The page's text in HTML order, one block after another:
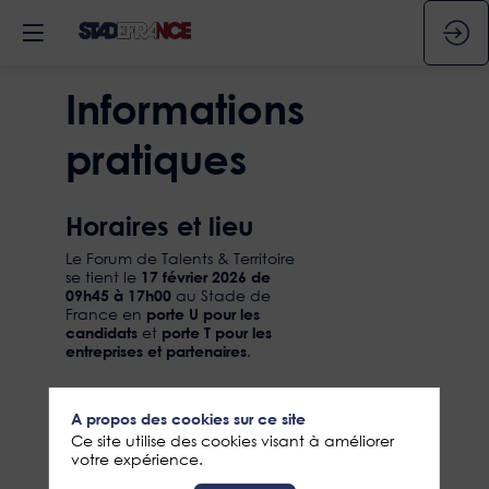
Informations
pratiques
Horaires et lieu
Le Forum de Talents & Territoire
se tient le 17 février 2026 de
09h45 à 17h00 au Stade de
France en porte U pour les
candidats et porte T pour les
entreprises et partenaires.
Accès - Transport
en commun
RER B : station La Plaine
A propos des cookies sur ce site
Ce site utilise des cookies visant à améliorer
votre expérience.